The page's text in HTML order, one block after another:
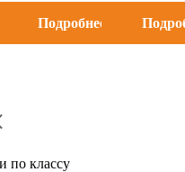
Подробнее
по классу